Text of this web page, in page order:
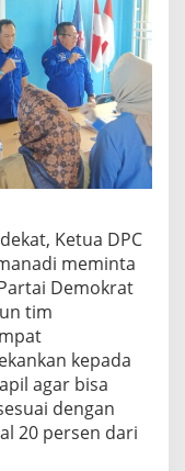
Ketua DPC
meminta
Demokrat
tim
kepada
agar bisa
dengan
20 persen dari